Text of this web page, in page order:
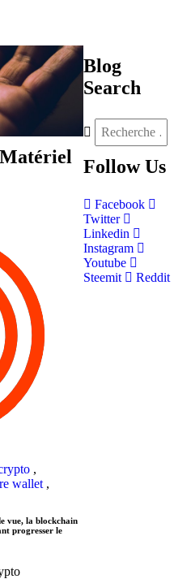
,
wallet ,
vue, la blockchain
progresser le
Blog
Search
Follow Us
Facebook
Twitter
Linkedin
Instagram
Youtube
Steemit
Reddit